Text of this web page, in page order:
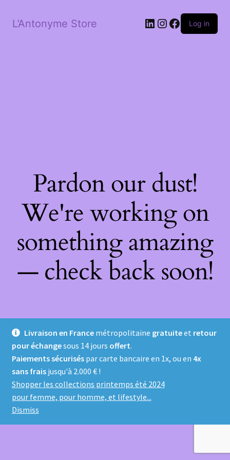
Livraison en France métropolitaine gratuiteet retour
pour échangesous 14 jours offert.
Paiements sécuriséspar carte bancaire en 1x, ou en 4x
sans fraisjusqu'à 2.000 € !
Shopper les collections printemps été 2024
pour femme, pour homme, et lifestyle...
Dismiss
L’Antonyme Store LinkedIn
Instagram
Facebook
Log in
Pardon our dust!
We're working on
something amazing
— check back soon!